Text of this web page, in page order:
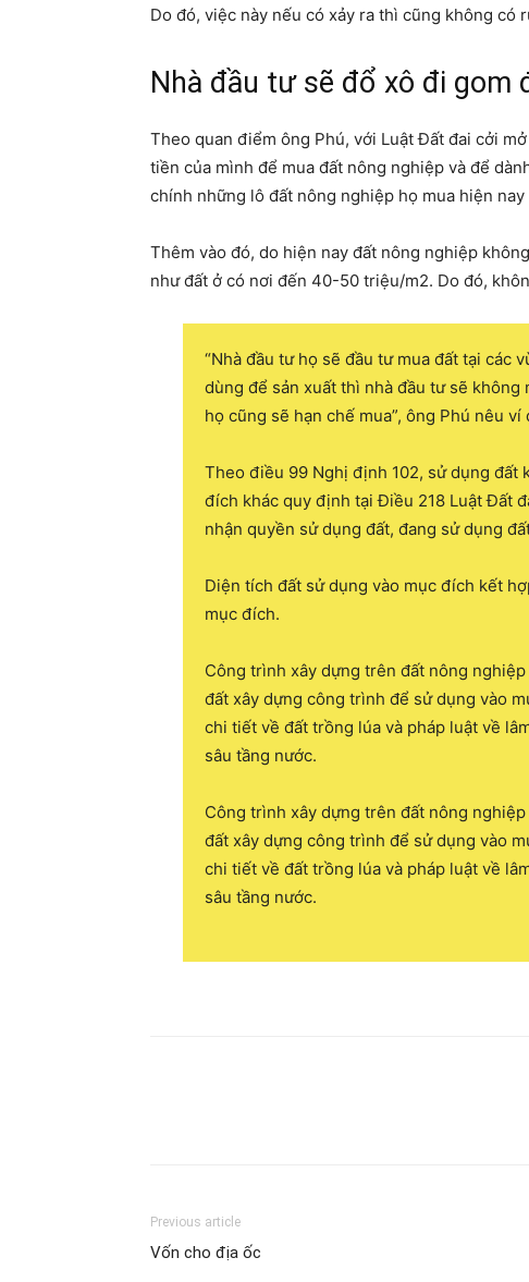
Do đó, việc này nếu có xảy ra thì cũng không có
Nhà đầu tư sẽ đổ xô đi gom
Theo quan điểm ông Phú, với Luật Đất đai cởi
tiền của mình để mua đất nông nghiệp và để
chính những lô đất nông nghiệp họ mua hiện nay
Thêm vào đó, do hiện nay đất nông nghiệp
như đất ở có nơi đến 40-50 triệu/m2. Do đó,
“Nhà đầu tư họ sẽ đầu tư mua đất tại các
dùng để sản xuất thì nhà đầu tư sẽ
họ cũng sẽ hạn chế mua”, ông Phú nêu ví
Theo điều 99 Nghị định 102, sử dụng đất
đích khác quy định tại Điều 218 Luật Đất
nhận quyền sử dụng đất, đang sử dụng
Diện tích đất sử dụng vào mục đích kết
mục đích.
Công trình xây dựng trên đất nông
đất xây dựng công trình để sử dụng vào
chi tiết về đất trồng lúa và pháp luật về
sâu tầng nước.
Công trình xây dựng trên đất nông
đất xây dựng công trình để sử dụng vào
chi tiết về đất trồng lúa và pháp luật về
sâu tầng nước.
Previous article
Vốn cho địa ốc